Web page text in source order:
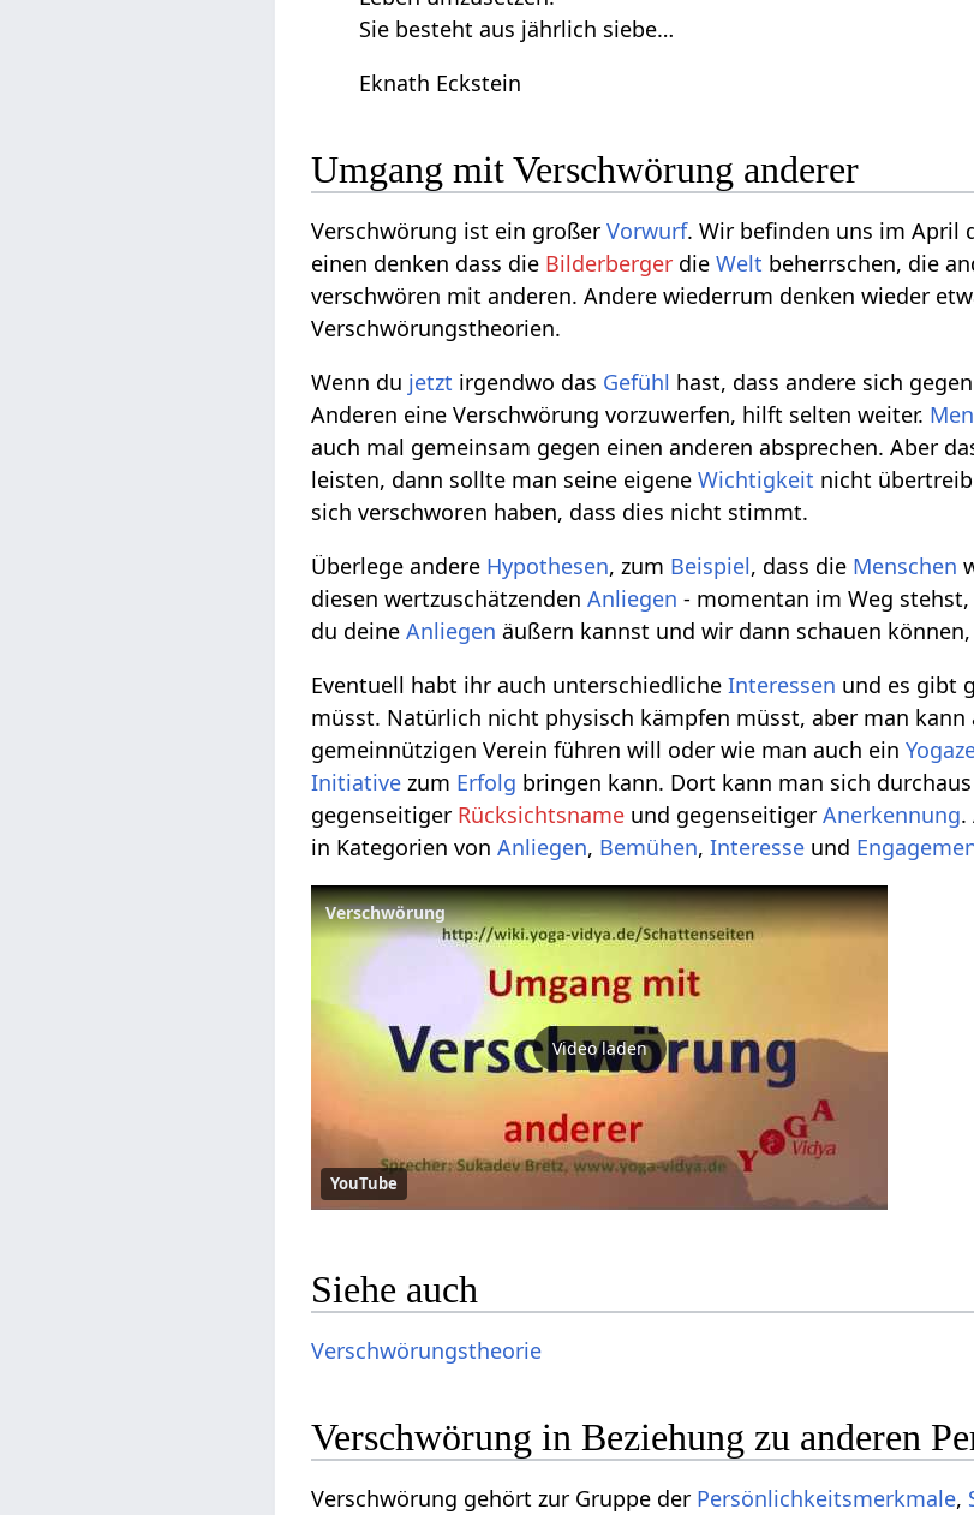
Sie besteht aus jährlich siebe…
Eknath Eckstein
Umgang mit Verschwörung anderer
Verschwörung ist ein großerVorwurf. Wir befinden uns im April
einen denken dass die Bilderberger dieWelt beherrschen, die
verschwören mit anderen. Andere wiederrum denken wieder
Verschwörungstheorien.
Wenn du jetzt irgendwo das Gefühl hast, dass andere sich
Anderen eine Verschwörung vorzuwerfen, hilft selten weiter.
auch mal gemeinsam gegen einen anderen absprechen. Aber
leisten, dann sollte man seine eigeneWichtigkeit nicht
sich verschworen haben, dass dies nicht stimmt.
Überlege andere Hypothesen, zum Beispiel, dass die Menschen
diesen wertzuschätzendenAnliegen - momentan im Weg
du deineAnliegen äußern kannst und wir dann schauen
Eventuell habt ihr auch unterschiedlicheInteressen und es gibt
müsst. Natürlich nicht physisch kämpfen müsst, aber man
gemeinnützigen Verein führen will oder wie man auch ein
Initiative zum Erfolg bringen kann. Dort kann man sich
gegenseitiger Rücksichtsname und gegenseitigerAnerkennung.
in Kategorien vonAnliegen, Bemühen,Interesse und
Verschwörung
Video laden
YouTube
Siehe auch
Verschwörungstheorie
Verschwörung in Beziehung zu anderen
Verschwörung gehört zur Gruppe der Persönlichkeitsmerkmale,